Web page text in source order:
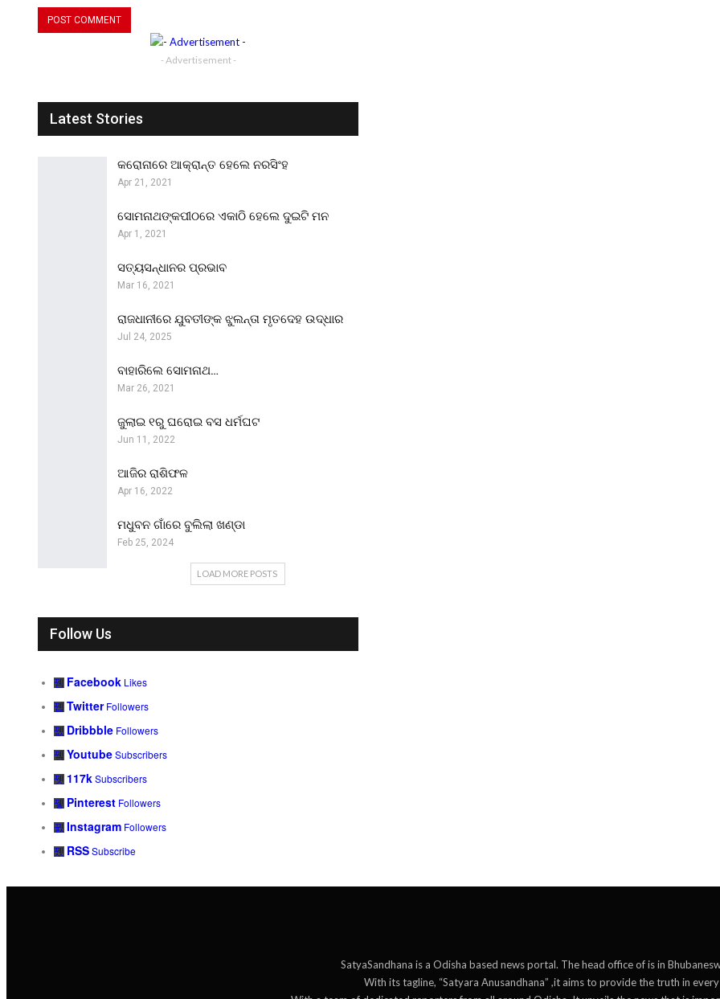
- Advertisement -
Latest Stories
କରୋନାରେ ଆକ୍ରାନ୍ତ ହେଲେ ନରସିଂହ
Apr 21, 2021
ସୋମନାଥଙ୍କପୀଠରେ ଏକାଠି ହେଲେ ଦୁଇଟି ମନ
Apr 1, 2021
ସତ୍ୟସନ୍ଧାନର ପ୍ରଭାବ
Mar 16, 2021
ରାଜଧାନୀରେ ଯୁବତୀଙ୍କ ଝୁଲନ୍ତା ମୃତଦେହ ଉଦ୍ଧାର
Jul 24, 2025
ବାହାରିଲେ ସୋମନାଥ…
Mar 26, 2021
ଜୁଲାଇ ୧ରୁ ଘରୋଇ ବସ ଧର୍ମଘଟ
Jun 11, 2022
ଆଜିର ରାଶିଫଳ
Apr 16, 2022
ମଧୁବନ ଗାଁରେ ବୁଲିଲା ଖଣ୍ଡା
Feb 25, 2024
LOAD MORE POSTS
Follow Us
Facebook Likes
Twitter Followers
Dribbble Followers
YoutubeSubscribers
117kSubscribers
Pinterest Followers
Instagram Followers
RSSSubscribe
SatyaSandhana is a Odisha based news portal. The head office of is in
With its tagline, “Satyara Anusandhana” ,it aims to provide the truth in every